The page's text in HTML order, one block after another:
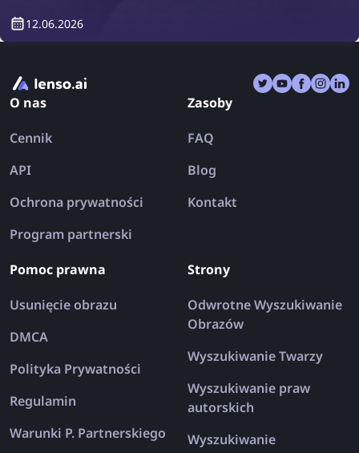
lenso.ai, TinEye i Copyseeker, dostępne są również
aplikacje, które łączą wiele narzędzi w jednym
wyszukiwania obrazem na iPhone i Android w 2026
roku.
12.06.2026
O nas
Cennik
API
Ochrona prywatności
Program partnerski
Zasoby
FAQ
Blog
Kontakt
Pomoc prawna
Usunięcie obrazu
DMCA
Polityka Prywatności
Regulamin
Warunki P. Partnerskiego
Strony
Odwrotne Wyszukiwanie
Obrazów
Wyszukiwanie Twarzy
Wyszukiwanie praw
autorskich
Wyszukiwanie